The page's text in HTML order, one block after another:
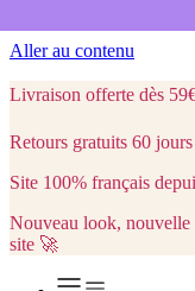
Aller au contenu
Livraison offerte dès
Retours gratuits 60 jours
Site 100% français
Nouveau look, nouvelle
site 🚀